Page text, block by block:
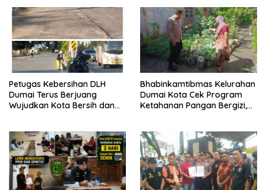
Petugas Kebersihan DLH
Dumai Terus Berjuang
Wujudkan Kota Bersih dan
Bhabinkamtibmas Kelurahan
Dumai Kota Cek Program
Ketahanan Pangan Bergizi,